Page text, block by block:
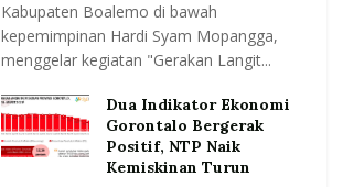
Kabupaten Boalemo di bawah
kepemimpinan Hardi Syam Mopangga,
menggelar kegiatan "Gerakan Langit...
Dua Indikator Ekonomi
Gorontalo Bergerak
Positif, NTP Naik
Kemiskinan Turun